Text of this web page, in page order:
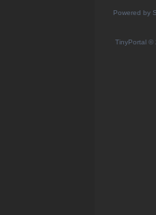
Powered by
TinyPortal ©